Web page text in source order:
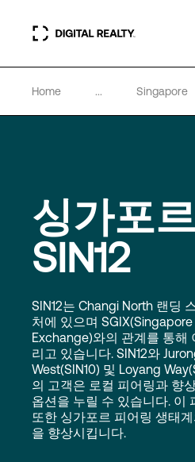
데이터 센터
파트너
전문성 및 리소스
소개
Language
로그인
Home ... Singapore
싱가포르
SIN12
SIN12는 Changi North 랜딩
처에 있으며
Exchange)와의 관계를 통해
리고 있습니다. SIN12와
West(SIN10) 및 Loyang
의 고객은 로컬 피어링과 향
옵션을 누릴 수 있습니다. 이
또한 싱가포르 피어링 생태
을 향상시킵니다.